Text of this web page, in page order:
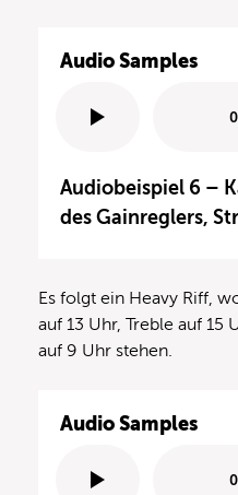
Audio Samples
Audiobeispiel 6 –
des Gainreglers,
Es folgt ein Heavy Riff,
auf 13 Uhr, Treble auf
auf 9 Uhr stehen.
Audio Samples